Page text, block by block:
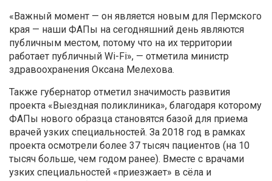
«Важный момент — он является новым для Пермского
края — наши ФАПы на сегодняшний день являются
публичным местом, потому что на их территории
работает публичный Wi-Fi», — отметила министр
здравоохранения Оксана Мелехова.
Также губернатор отметил значимость развития
проекта «Выездная поликлиника», благодаря которому
ФАПы нового образца становятся базой для приема
врачей узких специальностей. За 2018 год в рамках
проекта осмотрели более 37 тысяч пациентов (на 10
тысяч больше, чем годом ранее). Вместе с врачами
узких специальностей «приезжает» в сёла и